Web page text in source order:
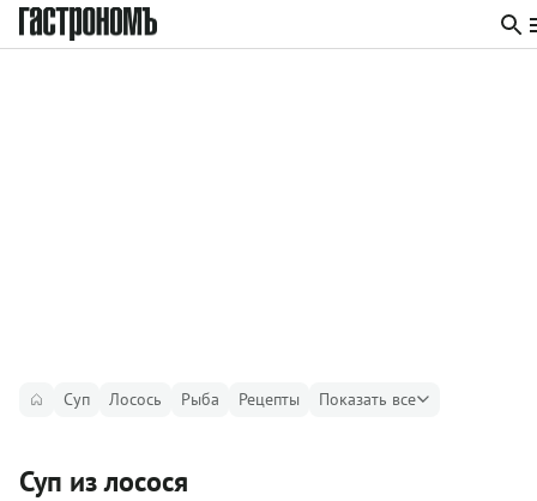
Суп Лосось Рыба Рецепты Показать все
Суп из лосося